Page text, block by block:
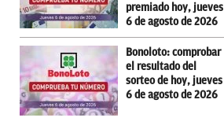
premiado hoy, jueves
6 de agosto de 2026
Bonoloto: comprobar
el resultado del
sorteo de hoy, jueves
6 de agosto de 2026